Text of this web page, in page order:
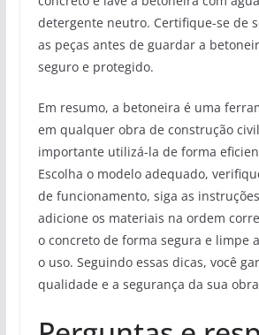
detergente neutro. Certifique-se de
as peças antes de guardar a
seguro e protegido.
Em resumo, a betoneira é uma
em qualquer obra de construção
importante utilizá-la de forma
Escolha o modelo adequado,
de funcionamento, siga as
adicione os materiais na ordem
o concreto de forma segura e limpe
o uso. Seguindo essas dicas, você
qualidade e a segurança da sua